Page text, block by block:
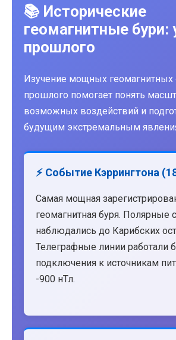
📚 Исторические
геомагнитные бури:
прошлого
Изучение мощных геомагнитных
прошлого помогает понять
возможных воздействий и
будущим экстремальным
⚡ Событие Кэррингтона
Самая мощная
геомагнитная буря. Полярные
наблюдались до Карибских
Телеграфные линии работали
подключения к источникам
-900 нТл.